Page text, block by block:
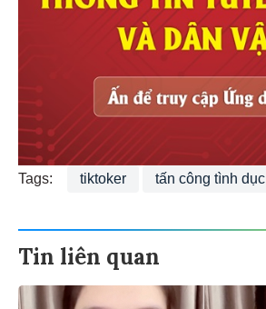
Tags: tiktoker tấn công tình dục
Tin liên quan